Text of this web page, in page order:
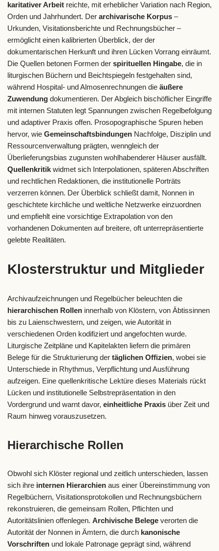
karitativer Arbeit reichte, mit erheblicher Variation nach Region,
Orden und Jahrhundert. Der archivarische Korpus –
Urkunden, Visitationsberichte und Rechnungsbücher –
ermöglicht einen kalibrierten Überblick, der der
dokumentarischen Herkunft und ihren Lücken Vorrang einräumt.
Die Quellen betonen Formen der spirituellen Hingabe, die in
liturgischen Büchern und Beichtspiegeln festgehalten sind,
während Hospital- und Almosenrechnungen die äußere
Zuwendung dokumentieren. Der Abgleich bischöflicher Eingriffe
mit internen Statuten legt Spannungen zwischen Regelbefolgung
und adaptiver Praxis offen. Prosopographische Spuren heben
hervor, wie Gemeinschaftsbindungen Nachfolge, Disziplin und
Ressourcenverwaltung prägten, wenngleich der
Überlieferungsbias zugunsten wohlhabenderer Häuser ausfällt.
Quellenkritik widmet sich Interpolationen, späteren Abschriften
und rechtlichen Redaktionen, die institutionelle Porträts
verzerren können. Der Überblick schließt damit, Nonnen in
geschichtete kirchliche und weltliche Netzwerke einzuordnen
und empfiehlt eine vorsichtige Extrapolation von den
vorhandenen Dokumenten auf breitere, oft unterrepräsentierte
gelebte Realitäten.
Klosterstruktur und Mitglieder
Archivaufzeichnungen und Regelbücher beleuchten die
hierarchischen Rollen innerhalb von Klöstern, von Äbtissinnen
bis zu Laienschwestern, und zeigen, wie Autorität in
verschiedenen Orden kodifiziert und angefochten wurde.
Liturgische Zeitpläne und Kapitelakten liefern die primären
Belege für die Strukturierung der täglichen Offizien, wobei sie
Unterschiede in Rhythmus, Verpflichtung und Ausführung
aufzeigen. Eine quellenkritische Lektüre dieses Materials rückt
Lücken und institutionelle Selbstrepräsentation in den
Vordergrund und warnt davor, einheitliche Praxis über Zeit und
Raum hinweg vorauszusetzen.
Hierarchische Rollen
Obwohl sich Klöster regional und zeitlich unterschieden, lassen
sich ihre internen Hierarchien aus einer Übereinstimmung von
Regelbüchern, Visitationsprotokollen und Rechnungsbüchern
rekonstruieren, die gemeinsam Rollen, Pflichten und
Autoritätslinien offenlegen. Archivische Belege verorten die
Autorität der Nonnen in Ämtern, die durch kanonische
Vorschriften und lokale Patronage geprägt sind, während